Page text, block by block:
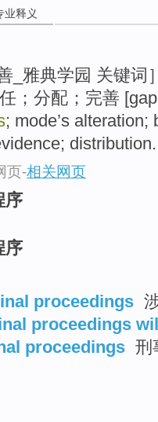
业释义
_雅典学园 关键词
；分配；完善
; mode’s
页-相关网页
序
序
proceedings
proceedings
proceedings 刑